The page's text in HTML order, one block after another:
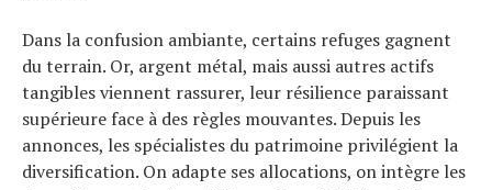
Dans la confusion ambiante, certains refuges gagnent
du terrain. Or, argent métal, mais aussi autres actifs
tangibles viennent rassurer, leur résilience paraissant
supérieure face à des règles mouvantes. Depuis les
annonces, les spécialistes du patrimoine privilégient la
diversification. On adapte ses allocations, on intègre les